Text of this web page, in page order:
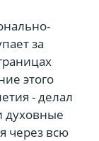
за
этого
- делал
духовные
через всю